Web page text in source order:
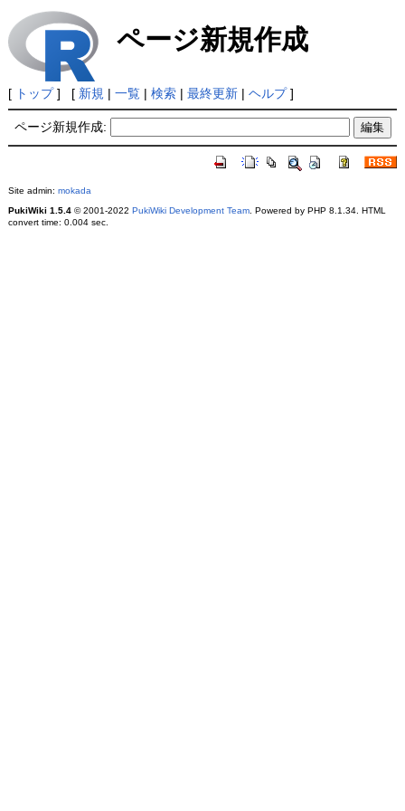
ページ新規作成
[ トップ] [ 新規 | 一覧| 検索| 最終更新| ヘルプ]
ページ新規作成:
Site admin: mokada
PukiWiki 1.5.4© 2001-2022 PukiWiki Development Team. Powered by PHP 8.1.34. HTML
convert time: 0.004 sec.